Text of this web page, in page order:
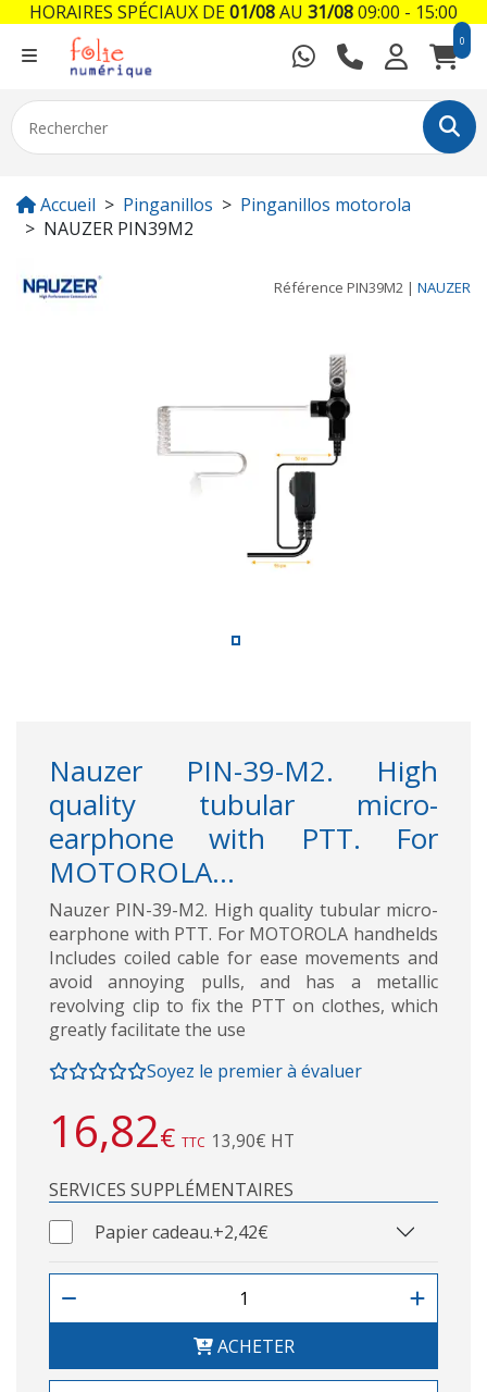
0
Accueil Pinganillos
Pinganillos motorola
NAUZER PIN39M2
Référence PIN39M2 | NAUZER
Nauzer PIN-39-M2. High
quality tubular micro-
earphone with PTT. For
MOTOROLA...
Nauzer PIN-39-M2. High quality tubular micro-
earphone with PTT. For MOTOROLA handhelds
Includes coiled cable for ease movements and
avoid annoying pulls, and has a metallic
revolving clip to fix the PTT on clothes, which
greatly facilitate the use
Soyez le premier à évaluer
16,82€ TTC 13,90€ HT
SERVICES SUPPLÉMENTAIRES
Papier cadeau.+2,42€
ACHETER
HORAIRES SPÉCIAUX DE01/08AU 31/0809:00 - 15:00